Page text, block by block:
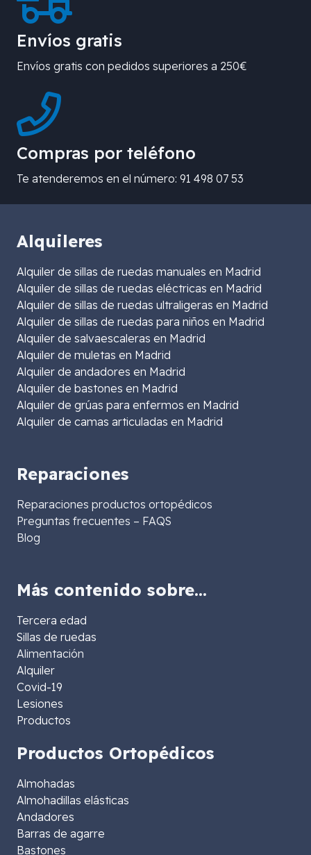
Envíos gratis
Envíos gratis con pedidos superiores a 250€
Compras por teléfono
Te atenderemos en el número: 91 498 07 53
Alquileres
Alquiler de sillas de ruedas manuales en Madrid
Alquiler de sillas de ruedas eléctricas en Madrid
Alquiler de sillas de ruedas ultraligeras en Madrid
Alquiler de sillas de ruedas para niños en Madrid
Alquiler de salvaescaleras en Madrid
Alquiler de muletas en Madrid
Alquiler de andadores en Madrid
Alquiler de bastones en Madrid
Alquiler de grúas para enfermos en Madrid
Alquiler de camas articuladas en Madrid
Reparaciones
Reparaciones productos ortopédicos
Preguntas frecuentes – FAQS
Blog
Más contenido sobre…
Tercera edad
Sillas de ruedas
Alimentación
Alquiler
Covid-19
Lesiones
Productos
Productos Ortopédicos
Almohadas
Almohadillas elásticas
Andadores
Barras de agarre
Bastones